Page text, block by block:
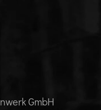
GmbH